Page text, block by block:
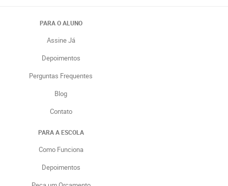
PARA O ALUNO
Assine Já
Depoimentos
Perguntas Frequentes
Blog
Contato
PARA A ESCOLA
Como Funciona
Depoimentos